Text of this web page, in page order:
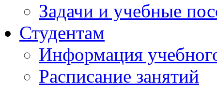
Задачи и учебные
Студентам
Информация
Расписание занятий